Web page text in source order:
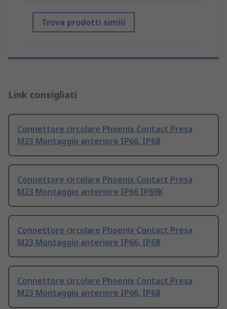
Trova prodotti simili
Link consigliati
Connettore circolare Phoenix Contact Presa
M23 Montaggio anteriore IP66, IP68
Connettore circolare Phoenix Contact Presa
M23 Montaggio anteriore IP66 IP69K
Connettore circolare Phoenix Contact Presa
M23 Montaggio anteriore IP66, IP68
Connettore circolare Phoenix Contact Presa
M23 Montaggio anteriore IP66, IP68